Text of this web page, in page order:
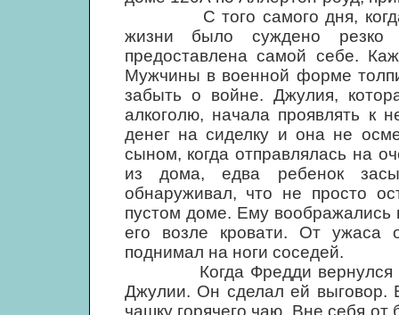
С того самого дня, когда
жизни было суждено резко
предоставлена самой себе.
Мужчины в военной форме
забыть о войне. Джулия,
алкоголю, начала проявлять к
денег на сиделку и она не
сыном, когда отправлялась на
из дома, едва ребенок
обнаруживал, что не просто
пустом доме. Ему воображались
его возле кровати. От ужаса
поднимал на ноги соседей.
Когда Фредди вернулся
Джулии. Он сделал ей выговор.
чашку горячего чаю. Вне себя